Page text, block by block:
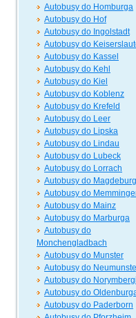
Autobusy do Homburga
Autobusy do Hof
Autobusy do Ingolstadt
Autobusy do
Autobusy do Kassel
Autobusy do Kehl
Autobusy do Kiel
Autobusy do Koblenz
Autobusy do Krefeld
Autobusy do Leer
Autobusy do Lipska
Autobusy do Lindau
Autobusy do Lubeck
Autobusy do Lorrach
Autobusy do
Autobusy do
Autobusy do Mainz
Autobusy do Marburga
Autobusy do
Monchengladbach
Autobusy do Munster
Autobusy do
Autobusy do Norymbergi
Autobusy do
Autobusy do Paderborn